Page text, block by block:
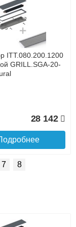
реального
товара как при
Web-money,
с НДС)
ITT.080.200.1200
GRILL.SGA-20-
28 142
ITT.080.200.1000
7 8